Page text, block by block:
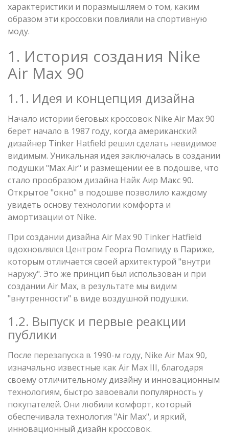
характеристики и поразмышляем о том, каким
образом эти кроссовки повлияли на спортивную
моду.
1. История создания Nike
Air Max 90
1.1. Идея и концепция дизайна
Начало истории беговых кроссовок Nike Air Max 90
берет начало в 1987 году, когда американский
дизайнер Tinker Hatfield решил сделать невидимое
видимым. Уникальная идея заключалась в создании
подушки "Max Air" и размещении ее в подошве, что
стало прообразом дизайна Найк Аир Макс 90.
Открытое "окно" в подошве позволило каждому
увидеть основу технологии комфорта и
амортизации от Nike.
При создании дизайна Air Max 90 Tinker Hatfield
вдохновлялся Центром Георга Помпиду в Париже,
которым отличается своей архитектурой "внутри
наружу". Это же принцип был использован и при
создании Air Max, в результате мы видим
"внутренности" в виде воздушной подушки.
1.2. Выпуск и первые реакции
публики
После перезапуска в 1990-м году, Nike Air Max 90,
изначально известные как Air Max III, благодаря
своему отличительному дизайну и инновационным
технологиям, быстро завоевали популярность у
покупателей. Они любили комфорт, который
обеспечивала технология "Air Max", и яркий,
инновационный дизайн кроссовок.